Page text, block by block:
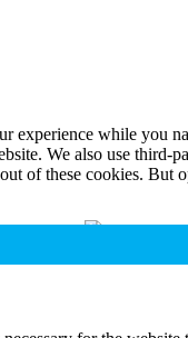
experience while you
We also use third-
of these cookies.